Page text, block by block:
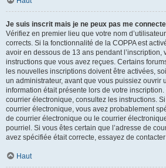
Je suis inscrit mais je ne peux pas me
Vérifiez en premier lieu que votre nom
corrects. Si la fonctionnalité de la COPPA est
avoir en dessous de 13 ans pendant l’inscription,
instructions que vous avez reçues. Certains
les nouvelles inscriptions doivent être activées,
un administrateur, avant que vous puissiez ouvrir
information était présente lors de votre
courrier électronique, consultez les instructions.
courrier électronique, vous avez probablement
de courrier électronique ou le courrier
pourriel. Si vous êtes certain que l’adresse de
avez spécifiée était correcte, essayez de
Haut